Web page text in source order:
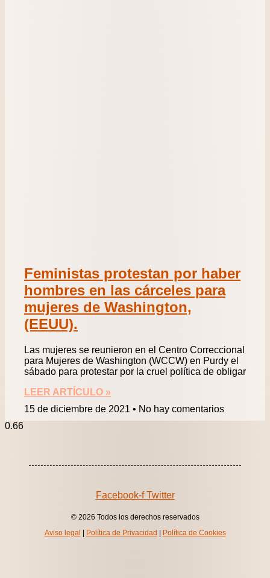
Feministas protestan por haber
hombres en las cárceles para
mujeres de Washington,
(EEUU).
Las mujeres se reunieron en el Centro Correccional
para Mujeres de Washington (WCCW) en Purdy el
sábado para protestar por la cruel política de obligar
LEER ARTÍCULO »
15 de diciembre de 2021
No hay comentarios
Facebook-f Twitter
© 2026 Todos los derechos reservados
Aviso legal | Política de Privacidad | Política de Cookies